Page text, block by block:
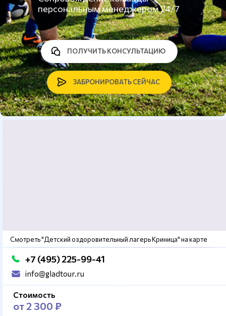
персональным менеджером 24/7
ЗАБРОНИРОВАТЬ СЕЙЧАС
ПОЛУЧИТЬ КОНСУЛЬТАЦИЮ
Смотреть "Детский оздоровительный лагерь Криница" на карте
+7 (495) 225-99-41
info@gladtour.ru
Стоимость
от 2 300 ₽